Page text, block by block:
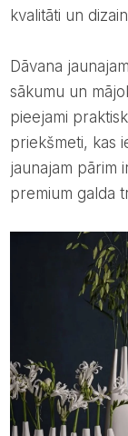
kvalitāti un
Dāvana jaunajam pārim bieži saistīta ar kopīgas dzīves
sākumu un
pieejami
priekšmeti, kas
jaunajam pārim
premium galda